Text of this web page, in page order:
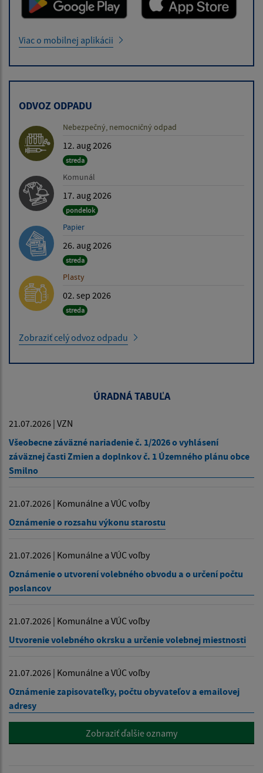
Viac o mobilnej aplikácii
ODVOZ ODPADU
Nebezpečný, nemocničný odpad
12. aug 2026
streda
Komunál
17. aug 2026
pondelok
Papier
26. aug 2026
streda
Plasty
02. sep 2026
streda
Zobraziť celý odvoz odpadu
ÚRADNÁ TABUĽA
21.07.2026 | VZN
Všeobecne záväzné nariadenie č. 1/2026 o vyhlásení
záväznej časti Zmien a doplnkov č. 1 Územného plánu obce
Smilno
21.07.2026 | Komunálne a VÚC voľby
Oznámenie o rozsahu výkonu starostu
21.07.2026 | Komunálne a VÚC voľby
Oznámenie o utvorení volebného obvodu a o určení počtu
poslancov
21.07.2026 | Komunálne a VÚC voľby
Utvorenie volebného okrsku a určenie volebnej miestnosti
21.07.2026 | Komunálne a VÚC voľby
Oznámenie zapisovateľky, počtu obyvateľov a emailovej
adresy
Zobraziť ďalšie oznamy